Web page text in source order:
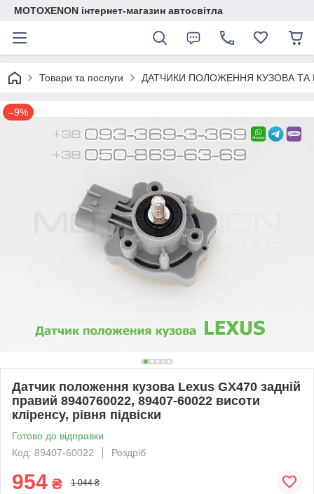
MOTOXENON інтернет-магазин автосвітла
Товари та послуги ДАТЧИКИ ПОЛОЖЕННЯ КУЗОВА ТА
–9%
Датчик положення кузова Lexus GX470 задній
правий 8940760022, 89407-60022 висоти
кліренсу, рівня підвіски
Готово до відправки
Код: 89407-60022
Роздріб
954 ₴ 1 044 ₴